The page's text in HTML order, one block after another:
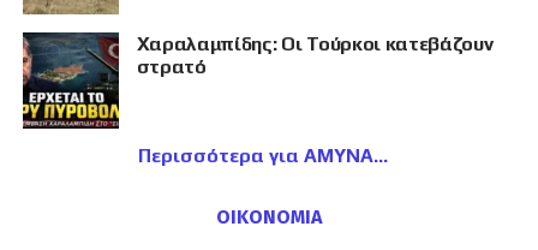
Χαραλαμπίδης: Οι Τούρκοι κατεβάζουν
στρατό
Περισσότερα για ΑΜΥΝΑ
ΟΙΚΟΝΟΜΙΑ